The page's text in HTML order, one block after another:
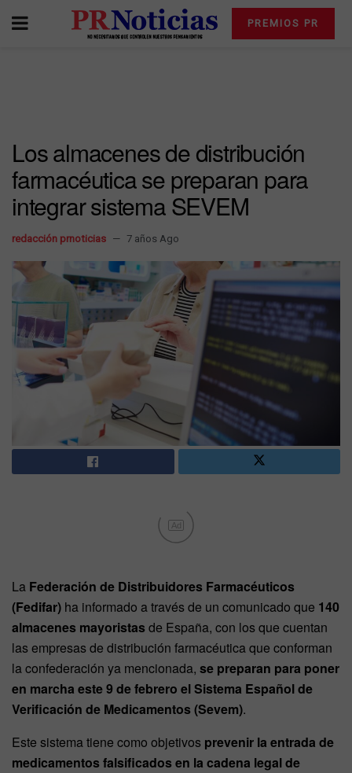
PREMIOS PR
Los almacenes de distribución
farmacéutica se preparan para
integrar sistema SEVEM
redacción prnoticias 7 años Ago
Ad
La Federación de Distribuidores Farmacéuticos
(Fedifar) ha informado a través de un comunicado que 140
almacenes mayoristas de España, con los que cuentan
las empresas de distribución farmacéutica que conforman
la confederación ya mencionada, se preparan para poner
en marcha este 9 de febrero el Sistema Español de
Verificación de Medicamentos (Sevem).
Este sistema tiene como objetivos prevenir la entrada de
medicamentos falsificados en la cadena legal de